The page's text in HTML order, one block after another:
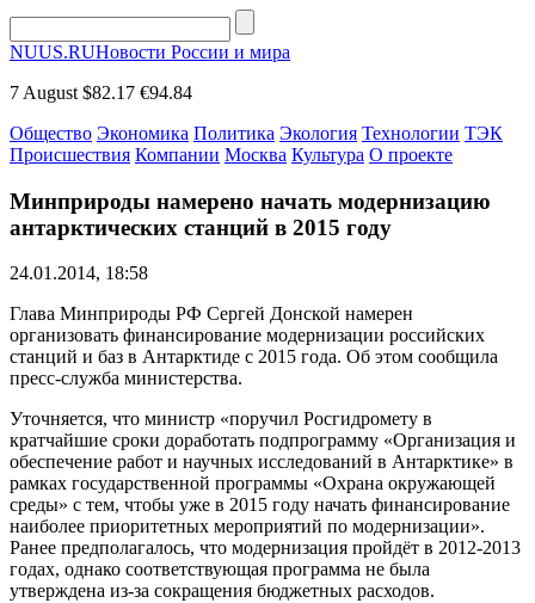
NUUS.RUНовости России и мира
7 August $82.17 €94.84
Общество Экономика Политика Экология Технологии ТЭК
Происшествия Компании Москва Культура О проекте
Минприроды намерено начать модернизацию
антарктических станций в 2015 году
24.01.2014, 18:58
Глава Минприроды РФ Сергей Донской намерен
организовать финансирование модернизации российских
станций и баз в Антарктиде с 2015 года. Об этом сообщила
пресс-служба министерства.
Уточняется, что министр «поручил Росгидромету в
кратчайшие сроки доработать подпрограмму «Организация и
обеспечение работ и научных исследований в Антарктике» в
рамках государственной программы «Охрана окружающей
среды» с тем, чтобы уже в 2015 году начать финансирование
наиболее приоритетных мероприятий по модернизации».
Ранее предполагалось, что модернизация пройдёт в 2012-2013
годах, однако соответствующая программа не была
утверждена из-за сокращения бюджетных расходов.